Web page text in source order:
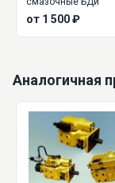
от 1 500 ₽
Аналогичная